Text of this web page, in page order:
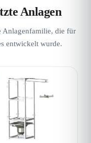
Anlagen
Anlagenfamilie, die für
entwickelt wurde.